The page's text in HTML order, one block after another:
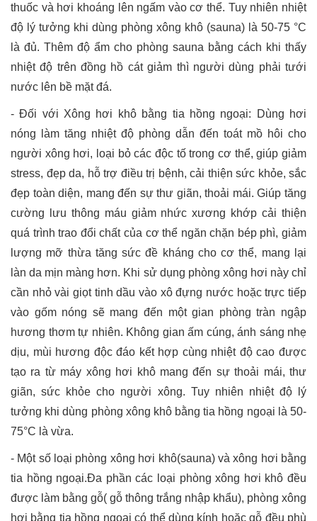
thuốc và hơi khoáng lên ngấm vào cơ thể. Tuy nhiên nhiệt
độ lý tưởng khi dùng phòng xông khô (sauna) là 50-75 °C
là đủ. Thêm độ ẩm cho phòng sauna bằng cách khi thấy
nhiệt độ trên đồng hồ cát giảm thì người dùng phải tưới
nước lên bề mặt đá.
- Đối với Xông hơi khô bằng tia hồng ngoại: Dùng hơi
nóng làm tăng nhiệt độ phòng dẫn đến toát mồ hôi cho
người xông hơi, loại bỏ các độc tố trong cơ thể, giúp giảm
stress, đẹp da, hỗ trợ điều trị bệnh, cải thiện sức khỏe, sắc
đẹp toàn diện, mang đến sự thư giãn, thoải mái. Giúp tăng
cường lưu thông máu giảm nhức xương khớp cải thiện
quá trình trao đổi chất của cơ thể ngăn chặn bép phì, giảm
lượng mỡ thừa tăng sức đề kháng cho cơ thể, mang lại
làn da mịn màng hơn. Khi sử dụng phòng xông hơi này chỉ
cần nhỏ vài giọt tinh dầu vào xô đựng nước hoặc trực tiếp
vào gốm nóng sẽ mang đến một gian phòng tràn ngập
hương thơm tự nhiên. Không gian ấm cúng, ánh sáng nhẹ
dịu, mùi hương độc đáo kết hợp cùng nhiệt độ cao được
tạo ra từ máy xông hơi khô mang đến sự thoải mái, thư
giãn, sức khỏe cho người xông. Tuy nhiên nhiệt độ lý
tưởng khi dùng phòng xông khô bằng tia hồng ngoại là 50-
75°C là vừa.
- Một số loại phòng xông hơi khô(sauna) và xông hơi bằng
tia hồng ngoại.Đa phần các loại phòng xông hơi khô đều
được làm bằng gỗ( gỗ thông trắng nhập khẩu), phòng xông
hơi bằng tia hồng ngoại có thể dùng kính hoặc gỗ đều phù